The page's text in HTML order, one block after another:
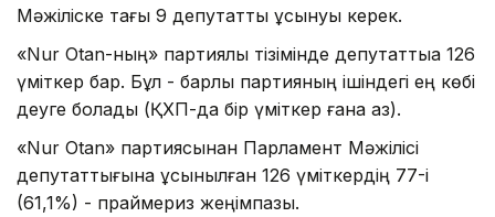
Мәжіліске тағы 9 депутатты ұсынуы керек.
«Nur Otan-ның» партиялық тізімінде депутаттыққа 126
үміткер бар. Бұл - барлық партияның ішіндегі ең көбі
деуге болады (ҚХП-да бір үміткер ғана аз).
«Nur Otan» партиясынан Парламент Мәжілісі
депутаттығына ұсынылған 126 үміткердің 77-і
(61,1%) - праймериз жеңімпазы.